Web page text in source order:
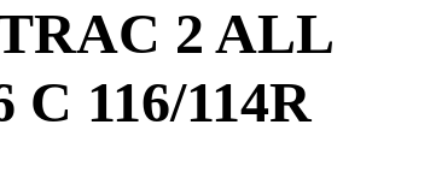
2 ALL
C 116/114R